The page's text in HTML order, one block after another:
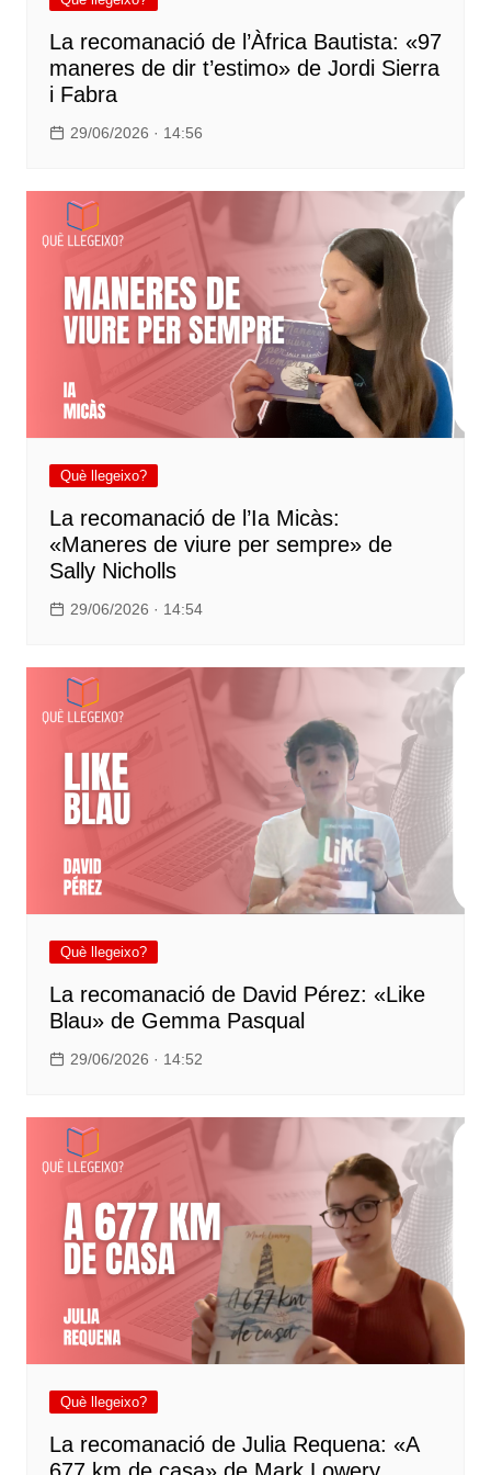
La recomanació de l’Àfrica Bautista: «97
maneres de dir t’estimo» de Jordi Sierra
i Fabra
29/06/2026 · 14:56
Què llegeixo?
La recomanació de l’Ia Micàs:
«Maneres de viure per sempre» de
Sally Nicholls
29/06/2026 · 14:54
Què llegeixo?
La recomanació de David Pérez: «Like
Blau» de Gemma Pasqual
29/06/2026 · 14:52
Què llegeixo?
La recomanació de Julia Requena: «A